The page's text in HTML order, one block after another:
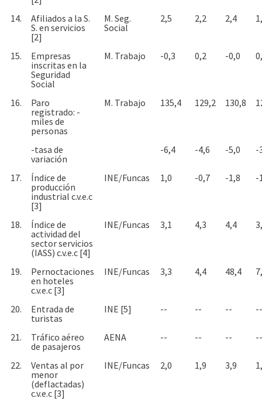
14.
Afiliados a la S.
S. en servicios
[2]
M. Seg.
Social
2,5 2,2 2,4
15.
Empresas
inscritas en la
Seguridad
Social
M. Trabajo -0,3 0,2 -0,0
16.
Paro
registrado: -
miles de
personas
M. Trabajo 135,4 129,2 130,8
-tasa de
variación
-6,4 -4,6 -5,0 -
17.
Índice de
producción
industrial c.v.e.c
[3]
INE/Funcas 1,0 -0,7 -1,8 -
18.
Índice de
actividad del
sector servicios
(IASS) c.v.e.c [4]
INE/Funcas 3,1 4,3 4,4
19.
Pernoctaciones
en hoteles
c.v.e.c [3]
INE/Funcas 3,3 4,4 48,4
20.
Entrada de
turistas
INE [5] -- -- -- --
21.
Tráfico aéreo
de pasajeros
AENA -- -- -- --
22.
Ventas al por
menor
(deflactadas)
c.v.e.c [3]
INE/Funcas 2,0 1,9 3,9